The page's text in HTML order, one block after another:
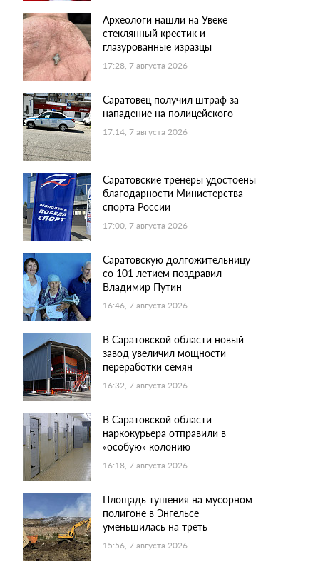
Археологи нашли на Увеке
стеклянный крестик и
глазурованные изразцы
17:28, 7 августа 2026
Саратовец получил штраф за
нападение на полицейского
17:14, 7 августа 2026
Саратовские тренеры удостоены
благодарности Министерства
спорта России
17:00, 7 августа 2026
Саратовскую долгожительницу
со 101-летием поздравил
Владимир Путин
16:46, 7 августа 2026
В Саратовской области новый
завод увеличил мощности
переработки семян
16:32, 7 августа 2026
В Саратовской области
наркокурьера отправили в
«особую» колонию
16:18, 7 августа 2026
Площадь тушения на мусорном
полигоне в Энгельсе
уменьшилась на треть
15:56, 7 августа 2026